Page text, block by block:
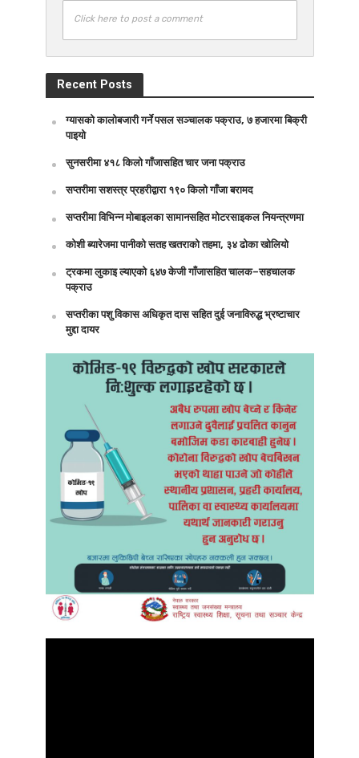
Click here to post a comment
Recent Posts
ग्यासको कालोबजारी गर्ने पसल सञ्चालक पक्राउ, ७ हजारमा बिक्री
पाइयो
सुनसरीमा ४१८ किलो गाँजासहित चार जना पक्राउ
सप्तरीमा सशस्त्र प्रहरीद्वारा १९० किलो गाँजा बरामद
सप्तरीमा विभिन्न मोबाइलका सामानसहित मोटरसाइकल नियन्त्रणमा
कोशी ब्यारेजमा पानीको सतह खतराको तहमा, ३४ ढोका खोलियो
ट्रकमा लुकाइ ल्याएको ६४७ केजी गाँजासहित चालक–सहचालक
पक्राउ
सप्तरीका पशु विकास अधिकृत दास सहित दुई जनाविरुद्ध भ्रष्टाचार
मुद्दा दायर